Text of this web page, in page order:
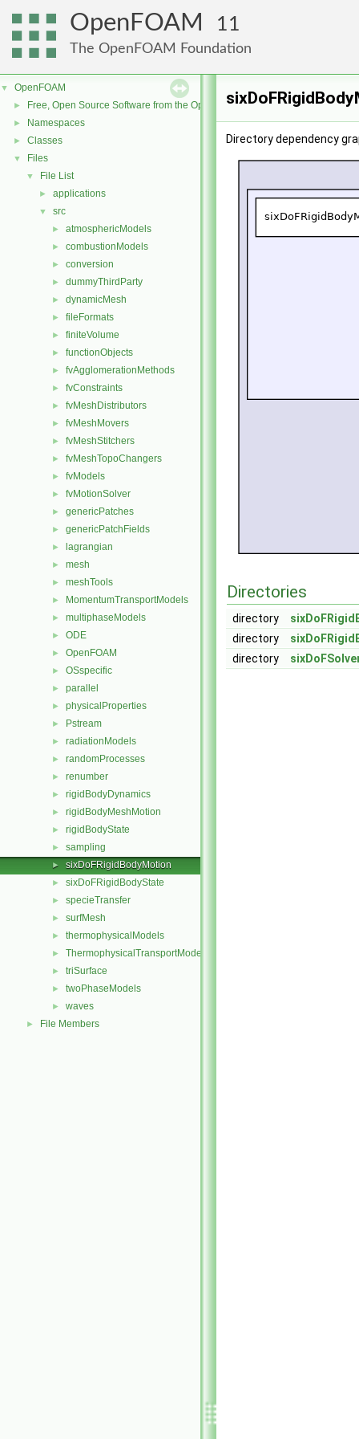
OpenFOAM 11
The OpenFOAM Foundation
▼ OpenFOAM
► Free, Open Source Software from the OpenFOAM Foundation
► Namespaces
► Classes
▼ Files
▼ File List
► applications
▼ src
► atmosphericModels
► combustionModels
► conversion
► dummyThirdParty
► dynamicMesh
► fileFormats
► finiteVolume
► functionObjects
► fvAgglomerationMethods
► fvConstraints
► fvMeshDistributors
► fvMeshMovers
► fvMeshStitchers
► fvMeshTopoChangers
► fvModels
► fvMotionSolver
► genericPatches
► genericPatchFields
► lagrangian
► mesh
► meshTools
► MomentumTransportModels
► multiphaseModels
► ODE
► OpenFOAM
► OSspecific
► parallel
► physicalProperties
► Pstream
► radiationModels
► randomProcesses
► renumber
► rigidBodyDynamics
► rigidBodyMeshMotion
► rigidBodyState
► sampling
► sixDoFRigidBodyMotion
► sixDoFRigidBodyState
► specieTransfer
► surfMesh
► thermophysicalModels
► ThermophysicalTransportModels
► triSurface
► twoPhaseModels
► waves
► File Members
Directory dependency
Directories
directory
directory
directory